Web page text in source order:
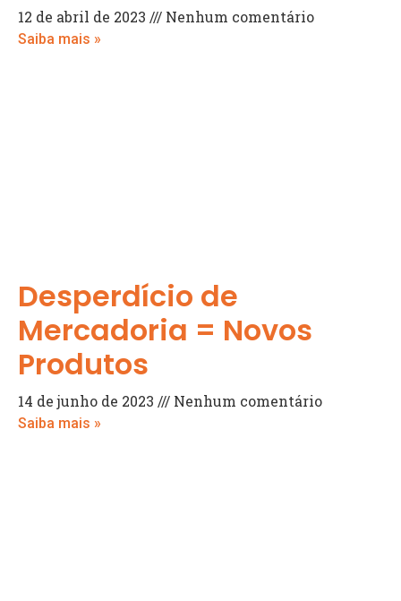
12 de abril de 2023 Nenhum comentário
Saiba mais »
Desperdício de
Mercadoria = Novos
Produtos
14 de junho de 2023 Nenhum comentário
Saiba mais »